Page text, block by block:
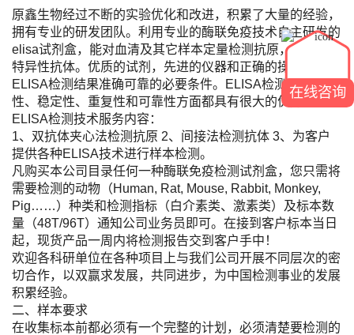
原鑫生物经过不断的实验优化和改进，积累了大量的经验，
拥有专业的研发团队。利用专业的酶联免疫技术自主研发的
elisa试剂盒，能对血清及其它样本定量检测抗原，定性检测
特异性抗体。优质的试剂，先进的仪器和正确的操作是保证
ELISA检测结果准确可靠的必要条件。ELISA检测的方便
性、稳定性、重复性和可靠性方面都具有很大的优势。
ELISA检测技术服务内容：
1、双抗体夹心法检测抗原 2、间接法检测抗体 3、为客户
提供各种ELISA技术进行样本检测。
凡购买本公司目录任何一种酶联免疫检测试剂盒，您只需将
需要检测的动物（Human, Rat, Mouse, Rabbit, Monkey,
Pig……）种类和检测指标（白介素类、激素类）及标本数
量（48T/96T）通知公司业务员即可。在接到客户标本当日
起，现货产品一周内将检测报告交到客户手中！
欢迎各科研单位在各种项目上与我们公司开展不同层次的密
切合作，以双赢求发展，共同进步，为中国检测事业的发展
积累经验。
二、样本要求
在收集标本前都必须有一个完整的计划，必须清楚要检测的
在线咨询